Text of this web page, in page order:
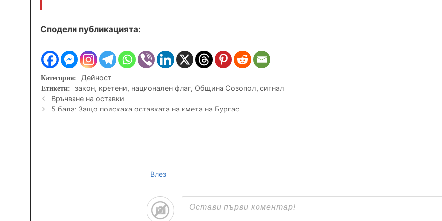
Сподели публикацията:
Категории
Дейност
Етикети
закон, кретени, национален флаг, Община Созопол, сигнал
Връчване на оставки
5 бала: Защо поискаха оставката на кмета на Бургас
Влез